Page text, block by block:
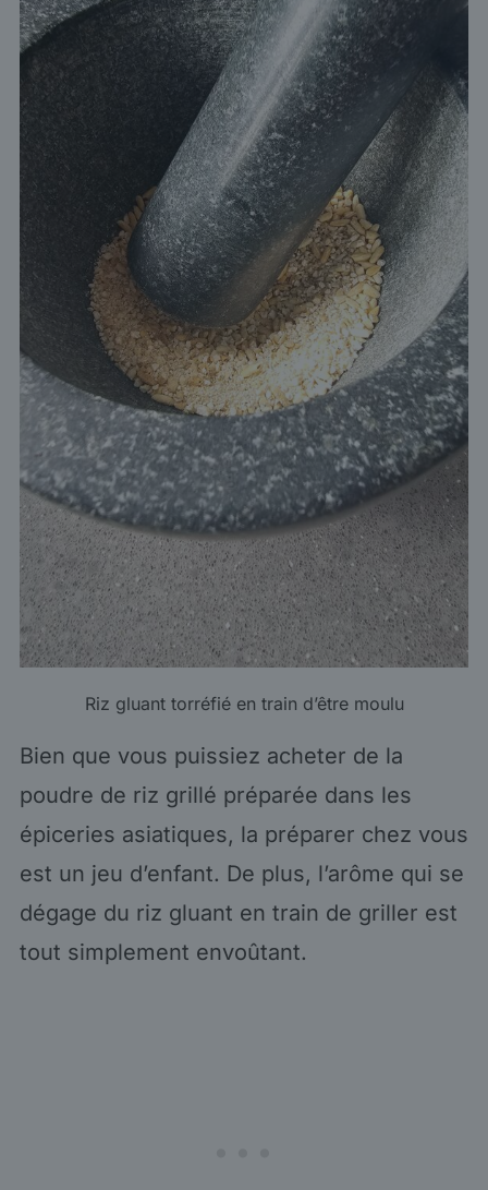
Riz gluant torréfié en train d’être moulu
Bien que vous puissiez acheter de la
poudre de riz grillé préparée dans les
épiceries asiatiques, la préparer chez vous
est un jeu d’enfant. De plus, l’arôme qui se
dégage du riz gluant en train de griller est
tout simplement envoûtant.